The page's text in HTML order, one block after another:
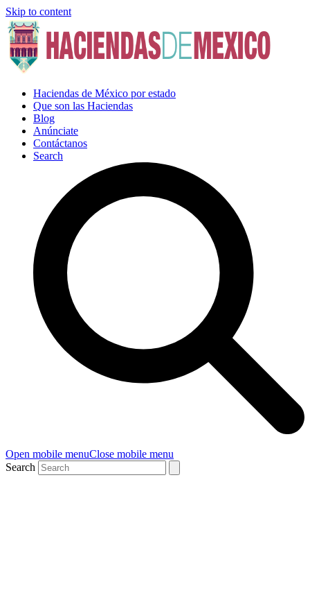
Skip to content
Haciendas de México por estado
Que son las Haciendas
Blog
Anúnciate
Contáctanos
Search
Open mobile menuClose mobile menu
Search